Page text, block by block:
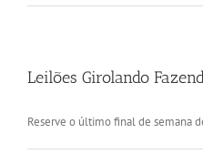
de
com
Leilões Girolando
Reserve o último final de semana